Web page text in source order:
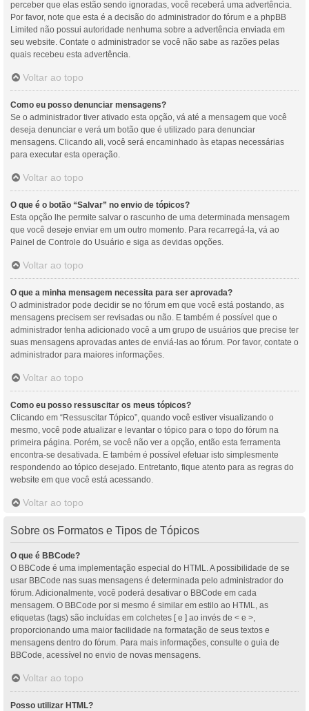
perceber que elas estão sendo ignoradas, você receberá uma advertência.
Por favor, note que esta é a decisão do administrador do fórum e a phpBB
Limited não possui autoridade nenhuma sobre a advertência enviada em
seu website. Contate o administrador se você não sabe as razões pelas
quais recebeu esta advertência.
Voltar ao topo
Como eu posso denunciar mensagens?
Se o administrador tiver ativado esta opção, vá até a mensagem que você
deseja denunciar e verá um botão que é utilizado para denunciar
mensagens. Clicando ali, você será encaminhado às etapas necessárias
para executar esta operação.
Voltar ao topo
O que é o botão “Salvar” no envio de tópicos?
Esta opção lhe permite salvar o rascunho de uma determinada mensagem
que você deseje enviar em um outro momento. Para recarregá-la, vá ao
Painel de Controle do Usuário e siga as devidas opções.
Voltar ao topo
O que a minha mensagem necessita para ser aprovada?
O administrador pode decidir se no fórum em que você está postando, as
mensagens precisem ser revisadas ou não. E também é possível que o
administrador tenha adicionado você a um grupo de usuários que precise ter
suas mensagens aprovadas antes de enviá-las ao fórum. Por favor, contate o
administrador para maiores informações.
Voltar ao topo
Como eu posso ressuscitar os meus tópicos?
Clicando em “Ressuscitar Tópico”, quando você estiver visualizando o
mesmo, você pode atualizar e levantar o tópico para o topo do fórum na
primeira página. Porém, se você não ver a opção, então esta ferramenta
encontra-se desativada. E também é possível efetuar isto simplesmente
respondendo ao tópico desejado. Entretanto, fique atento para as regras do
website em que você está acessando.
Voltar ao topo
Sobre os Formatos e Tipos de Tópicos
O que é BBCode?
O BBCode é uma implementação especial do HTML. A possibilidade de se
usar BBCode nas suas mensagens é determinada pelo administrador do
fórum. Adicionalmente, você poderá desativar o BBCode em cada
mensagem. O BBCode por si mesmo é similar em estilo ao HTML, as
etiquetas (tags) são incluídas em colchetes [ e ] ao invés de < e >,
proporcionando uma maior facilidade na formatação de seus textos e
mensagens dentro do fórum. Para mais informações, consulte o guia de
BBCode, acessível no envio de novas mensagens.
Voltar ao topo
Posso utilizar HTML?